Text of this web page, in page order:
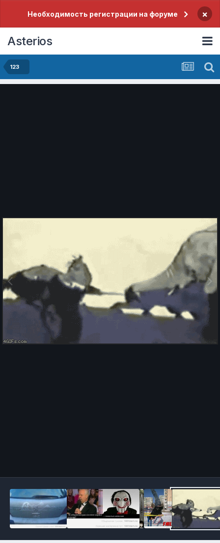
Необходимость регистрации на форуме ×
Asterios
123